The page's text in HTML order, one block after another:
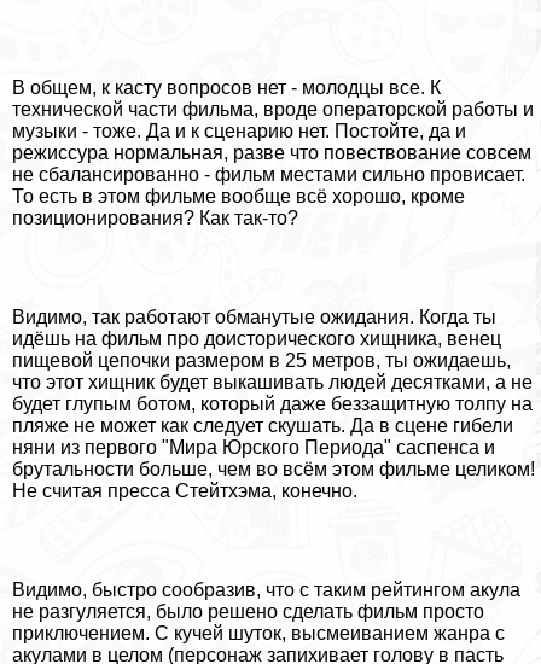
В общем, к касту вопросов нет - молодцы все. К
технической части фильма, вроде операторской работы и
музыки - тоже. Да и к сценарию нет. Постойте, да и
режиссура нормальная, разве что повествование совсем
не сбалансированно - фильм местами сильно провисает.
То есть в этом фильме вообще всё хорошо, кроме
позиционирования? Как так-то?
Видимо, так работают обманутые ожидания. Когда ты
идёшь на фильм про доисторического хищника, венец
пищевой цепочки размером в 25 метров, ты ожидаешь,
что этот хищник будет выкашивать людей десятками, а не
будет глупым ботом, который даже беззащитную толпу на
пляже не может как следует скушать. Да в сцене гибели
няни из первого "Мира Юрского Периода" саспенса и
брутальности больше, чем во всём этом фильме целиком!
Не считая пресса Стейтхэма, конечно.
Видимо, быстро сообразив, что с таким рейтингом акула
не разгуляется, было решено сделать фильм просто
приключением. С кучей шуток, высмеиванием жанра с
акулами в целом (персонаж запихивает голову в пасть